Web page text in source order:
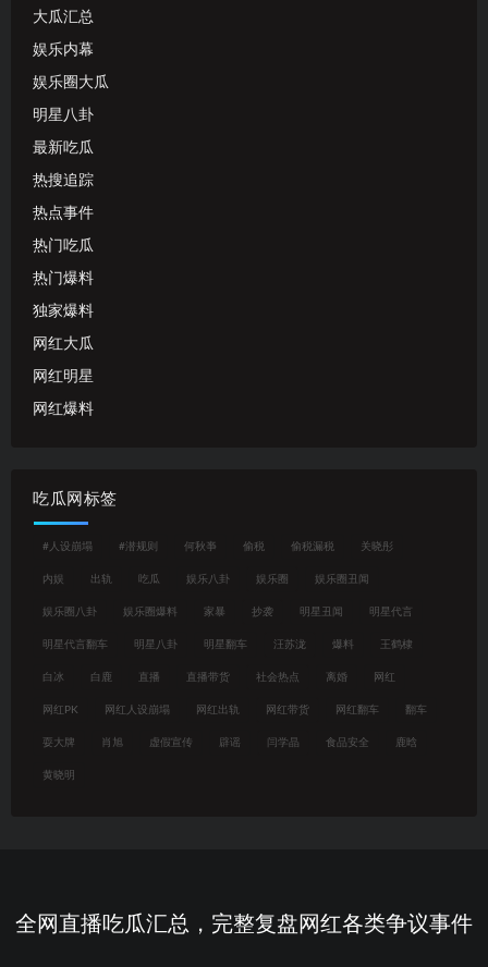
大瓜汇总
娱乐内幕
娱乐圈大瓜
明星八卦
最新吃瓜
热搜追踪
热点事件
热门吃瓜
热门爆料
独家爆料
网红大瓜
网红明星
网红爆料
吃瓜网标签
#人设崩塌 #潜规则 何秋亊 偷税 偷税漏税 关晓彤
内娱 出轨 吃瓜 娱乐八卦 娱乐圈 娱乐圈丑闻
娱乐圈八卦 娱乐圈爆料 家暴 抄袭 明星丑闻 明星代言
明星代言翻车 明星八卦 明星翻车 汪苏泷 爆料 王鹤棣
白冰 白鹿 直播 直播带货 社会热点 离婚 网红
网红PK 网红人设崩塌 网红出轨 网红带货 网红翻车 翻车
耍大牌 肖旭 虚假宣传 辟谣 闫学晶 食品安全 鹿晗
黄晓明
全网直播吃瓜汇总，完整复盘网红各类争议事件